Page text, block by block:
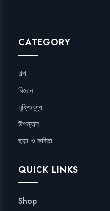
CATEGORY
গল্প
বিজ্ঞান
মুক্তিযুদ্ধ
উপন্যাস
ছড়া ও কবিতা
QUICK LINKS
Shop